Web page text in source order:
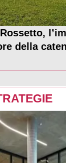
della